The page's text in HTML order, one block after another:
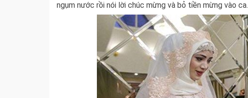
ngụm nước rồi nói lời chúc mừng và bỏ tiền mừng vào ca.